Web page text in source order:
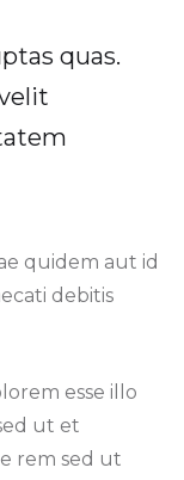
quas.
quidem aut id
debitis
esse illo
ut et
rem sed ut